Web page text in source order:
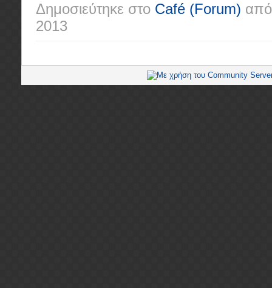
Δημοσιεύτηκε στο Café (Forum)
2013